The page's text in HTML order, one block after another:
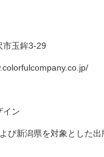
市玉鉾3-29
イン
び新潟県を対象とした出